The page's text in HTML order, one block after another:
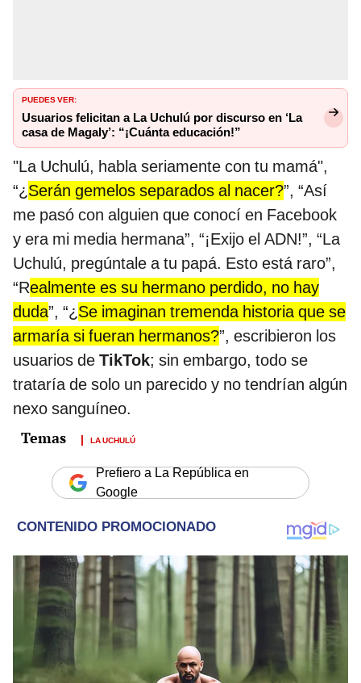
PUEDES VER:
Usuarios felicitan a La Uchulú por discurso en ‘La
casa de Magaly’: “¡Cuánta educación!”
"La Uchulú, habla seriamente con tu mamá",
“¿Serán gemelos separados al nacer?”, “Así
me pasó con alguien que conocí en Facebook
y era mi media hermana”, “¡Exijo el ADN!”, “La
Uchulú, pregúntale a tu papá. Esto está raro”,
“Realmente es su hermano perdido, no hay
duda”, “¿Se imaginan tremenda historia que se
armaría si fueran hermanos?”, escribieron los
usuarios de TikTok; sin embargo, todo se
trataría de solo un parecido y no tendrían algún
nexo sanguíneo.
LA UCHULÚ
Prefiero a La República en
Google